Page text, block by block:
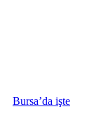
Bursa’da işte